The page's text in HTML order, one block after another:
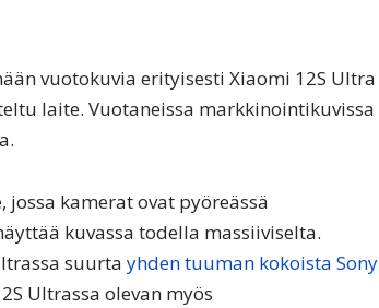
vuotokuvia erityisesti Xiaomi 12S Ultra
laite. Vuotaneissa markkinointikuvissa
kamerat ovat pyöreässä
kuvassa todella massiiviselta.
suurta yhden tuuman kokoista Sony
Ultrassa olevan myös